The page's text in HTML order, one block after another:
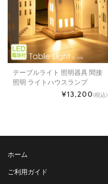
テーブルライト 照明器具 間接
照明 ライトハウスランプ
¥13,200(税込)
ホーム
ご利用ガイド